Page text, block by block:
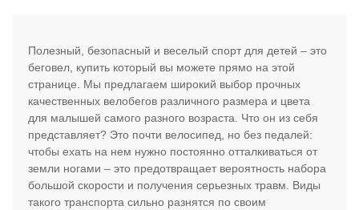
Полезный, безопасный и веселый спорт для детей – это
беговел, купить который вы можете прямо на этой
странице. Мы предлагаем широкий выбор прочных
качественных велобегов различного размера и цвета
для малышей самого разного возраста. Что он из себя
представляет? Это почти велосипед, но без педалей:
чтобы ехать на нем нужно постоянно отталкиваться от
земли ногами – это предотвращает вероятность набора
большой скорости и получения серьезных травм. Виды
такого транспорта сильно разнятся по своим